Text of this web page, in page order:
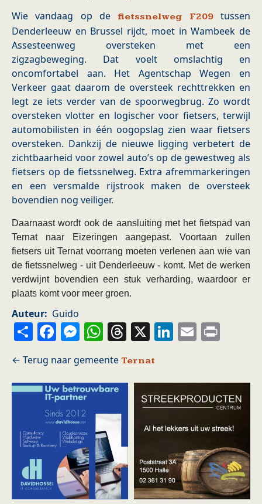
Wie vandaag op de
fietssnelweg F209tussen
Denderleeuw en Brussel rijdt, moet in Wambeek de
Assesteenweg oversteken met een
zigzagbeweging. Dat voelt omslachtig en
oncomfortabel aan. Het Agentschap Wegen en
Verkeer gaat daarom de oversteek rechttrekken en
legt ze iets verder van de spoorwegbrug. Zo wordt
oversteken vlotter en logischer voor fietsers, terwijl
automobilisten in één oogopslag zien waar fietsers
oversteken. Dankzij de nieuwe ligging verbetert de
zichtbaarheid voor zowel auto’s op de gewestweg als
fietsers op de fietssnelweg. Extra afremmarkeringen
en een versmalde rijstrook maken de oversteek
bovendien nog veiliger.
Daarnaast wordt ook de aansluiting met het fietspad van
Ternat naar Eizeringen aangepast. Voortaan zullen
fietsers uit Ternat voorrang moeten verlenen aan wie van
de fietssnelweg - uit Denderleeuw - komt. Met de werken
verdwijnt bovendien een stuk verharding, waardoor er
plaats komt voor meer groen.
Auteur Guido
ShareFacebook
Messenger
WhatsApp
Threads
X LinkedIn
Email
Ternat